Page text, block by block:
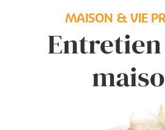
MAISON & VIE